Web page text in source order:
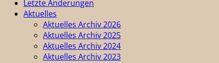
Letzte Änderungen
Aktuelles
Aktuelles Archiv 2026
Aktuelles Archiv 2025
Aktuelles Archiv 2024
Aktuelles Archiv 2023